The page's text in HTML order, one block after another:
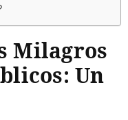
Milagros
Un